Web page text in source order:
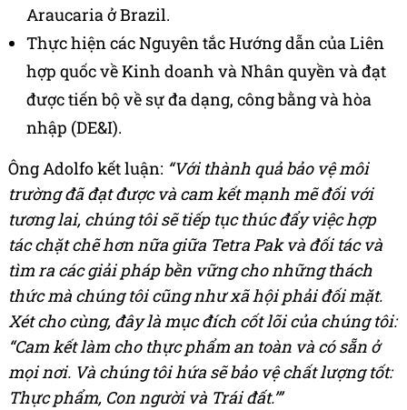
Araucaria ở Brazil.
Thực hiện các Nguyên tắc Hướng dẫn của Liên
hợp quốc về Kinh doanh và Nhân quyền và đạt
được tiến bộ về sự đa dạng, công bằng và hòa
nhập (DE&I).
Ông Adolfo kết luận: “Với thành quả bảo vệ môi
trường đã đạt được và cam kết mạnh mẽ đối với
tương lai, chúng tôi sẽ tiếp tục thúc đẩy việc hợp
tác chặt chẽ hơn nữa giữa Tetra Pak và đối tác và
tìm ra các giải pháp bền vững cho những thách
thức mà chúng tôi cũng như xã hội phải đối mặt.
Xét cho cùng, đây là mục đích cốt lõi của chúng tôi:
“Cam kết làm cho thực phẩm an toàn và có sẵn ở
mọi nơi. Và chúng tôi hứa sẽ bảo vệ chất lượng tốt:
Thực phẩm, Con người và Trái đất.’”